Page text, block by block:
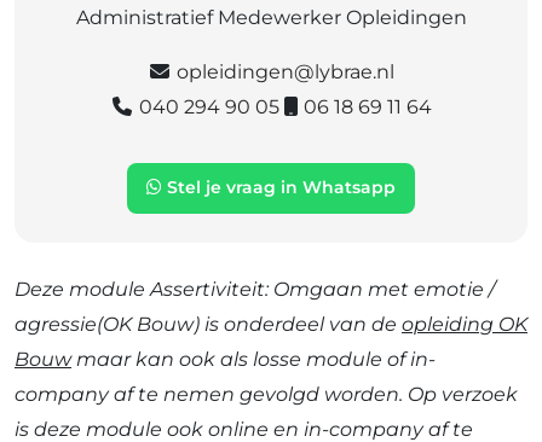
Deze module Assertiviteit: Omgaan met emotie /
agressie(OK Bouw) is onderdeel van de opleiding OK
Bouwmaar kan ook als losse module of in-
company af te nemen gevolgd worden. Op verzoek
is deze module ook online en in-company af te
Administratief Medewerker Opleidingen
opleidingen@lybrae.nl
040 294 90 05
06 18 69 11 64
Stel je vraag in Whatsapp